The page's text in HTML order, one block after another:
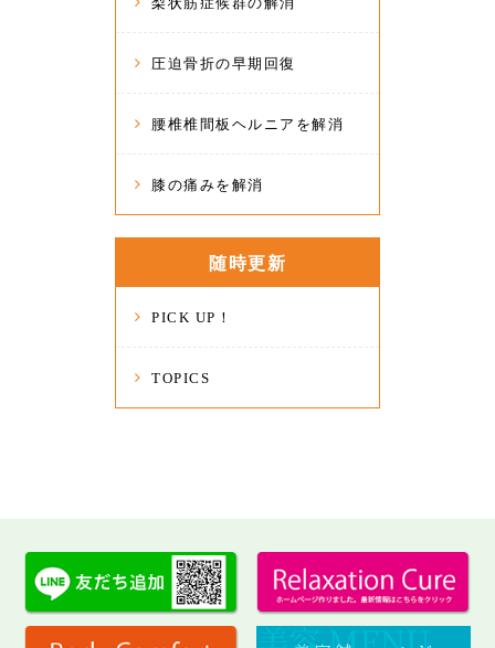
圧迫骨折の早期回復
腰椎椎間板ヘルニアを解消
膝の痛みを解消
随時更新
PICK UP！
TOPICS